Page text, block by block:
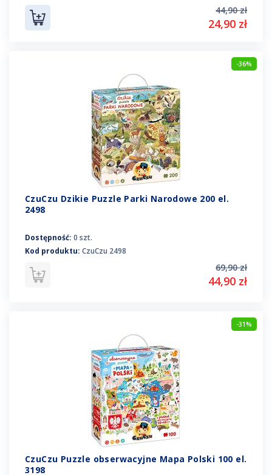
44,90 zł
24,90 zł
-36%
CzuCzu Dzikie Puzzle Parki Narodowe 200 el.
2498
Dostępność: 0 szt.
Kod produktu: CzuCzu 2498
69,90 zł
44,90 zł
-31%
CzuCzu Puzzle obserwacyjne Mapa Polski 100 el.
3198